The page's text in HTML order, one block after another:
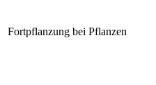
Fortpflanzung bei Pflanzen